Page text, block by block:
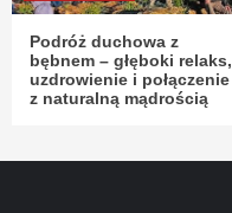
Podróż duchowa z
bębnem – głęboki relaks,
uzdrowienie i połączenie
z naturalną mądrością